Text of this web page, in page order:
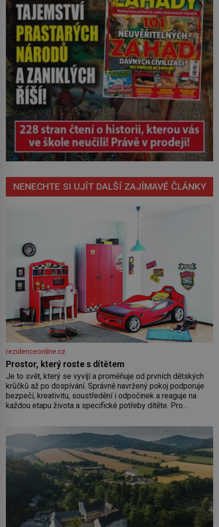
NENECHTE SI UJÍT DALŠÍ ZAJÍMAVÉ ČLÁNKY
rezidenceonline.cz
Prostor, který roste s dítětem
Je to svět, který se vyvíjí a proměňuje od prvních dětských
krůčků až po dospívání. Správně navržený pokoj podporuje
bezpečí, kreativitu, soustředění i odpočinek a reaguje na
každou etapu života a specifické potřeby dítěte. Pro
by pokoj miminka měl působit především klidně a útulně.
Předškolní věk je